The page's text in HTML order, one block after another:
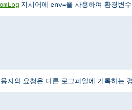
지시어에 env=을 사용하여 환경변
자의 요청은 다른 로그파일에 기록하는